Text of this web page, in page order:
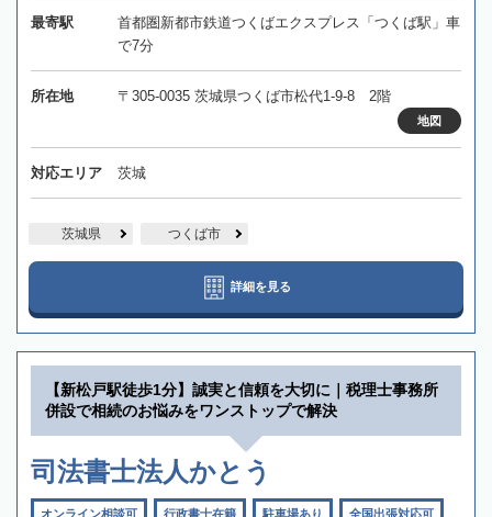
最寄駅
首都圏新都市鉄道つくばエクスプレス「つくば駅」車
で7分
所在地 〒305-0035 茨城県つくば市松代1-9-8 2階
地図
対応エリア 茨城
茨城県 つくば市
詳細を見る
【新松戸駅徒歩1分】誠実と信頼を大切に｜税理士事務所
併設で相続のお悩みをワンストップで解決
司法書士法人かとう
オンライン相談可 行政書士在籍 駐車場あり 全国出張対応可